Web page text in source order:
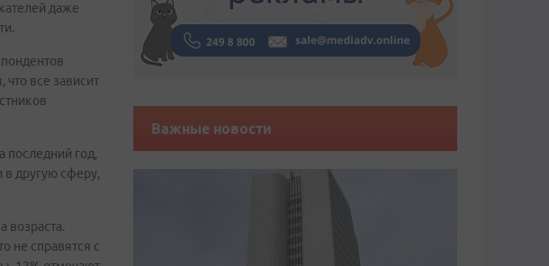
даже
что все зависит
последний год,
в другую сферу,
возраста.
не справятся с
Важные новости